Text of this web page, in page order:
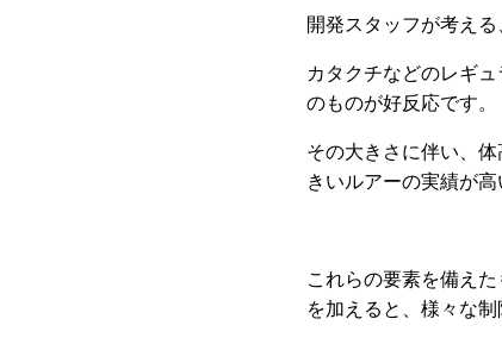
開発スタッフが考え
カタクチなどのレギ
のものが好反応です。
その大きさに伴い、
きいルアーの実績が高
これらの要素を備え
を加えると、様々な制